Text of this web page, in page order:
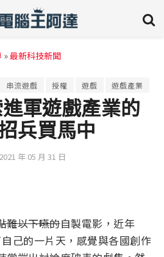
»最新科技新聞
串流遊戲 授權 遊戲 遊戲產業
軍遊戲產業的
兵買馬中
2021 年 05 月 31 日
難以下嚥的自製電影，近年
己的一片天，感覺與各國創作